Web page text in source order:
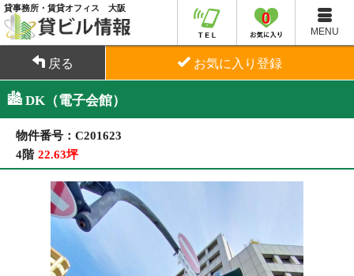
貸事務所・賃貸オフィス 大阪
MENU
0
戻る お気に入り登録
DK（電子会館）
物件番号：C201623
4階 22.63坪